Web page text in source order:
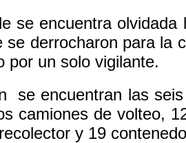
se encuentra
se derrocharon para la
por un solo vigilante.
se encuentran las
camiones de volteo,
y 19